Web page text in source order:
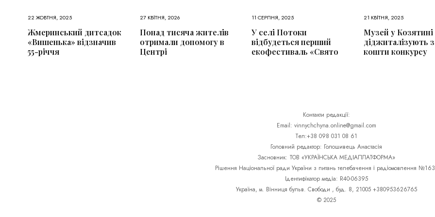
22 ЖОВТНЯ, 2025
Жмеринський дитсадок
«Вишенька» відзначив
55-річчя
27 КВІТНЯ, 2026
Понад тисяча жителів
отримали допомогу в
Центрі
11 СЕРПНЯ, 2025
У селі Потоки
відбудеться перший
екофестиваль «Свято
21 КВІТНЯ, 2025
Музей у Козятині
діджиталізують
кошти конкурсу
Контакти редакції:
Email: vinnychchyna.online@gmail.com
Тел:+38 098 031 08 61
Головний редактор: Голошивець Анастасія
Засновник: ТОВ «УКРАЇНСЬКА МЕДІАПЛАТФОРМА»
Рішення Національної ради України з питань телебачення і радіомовлення
Ідентифікатор медіа: R40-06395
Україна, м. Вінниця бульв. Свободи , буд. 8, 21005 +380953626765
© 2025